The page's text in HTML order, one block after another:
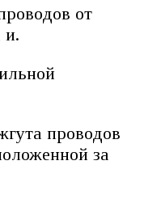
от
и.
проводов
за